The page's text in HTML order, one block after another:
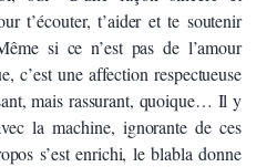
t’écouter, t’aider et te soutenir
si ce n’est pas de l’amour
c’est une affection respectueuse
mais rassurant, quoique… Il y
la machine, ignorante de ces
s’est enrichi, le blabla donne